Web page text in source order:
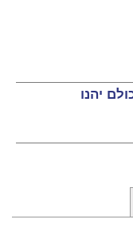
יהנו